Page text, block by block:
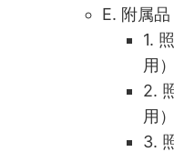
E. 附属
1.
用
2.
用
3.